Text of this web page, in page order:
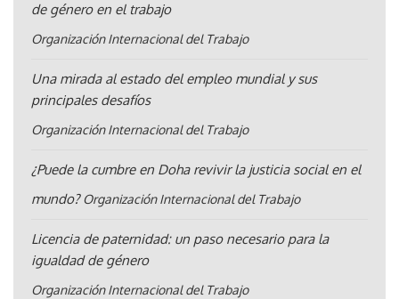
de género en el trabajo
Organización Internacional del Trabajo
Una mirada al estado del empleo mundial y sus
principales desafíos
Organización Internacional del Trabajo
¿Puede la cumbre en Doha revivir la justicia social en el
mundo? Organización Internacional del Trabajo
Licencia de paternidad: un paso necesario para la
igualdad de género
Organización Internacional del Trabajo